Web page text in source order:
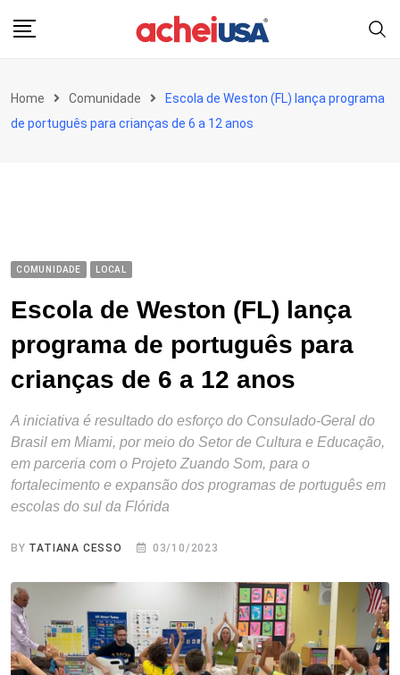
Home Comunidade
Escola de Weston (FL) lança programa
de português para crianças de 6 a 12 anos
COMUNIDADE LOCAL
Escola de Weston (FL) lança
programa de português para
crianças de 6 a 12 anos
A iniciativa é resultado do esforço do Consulado-Geral do
Brasil em Miami, por meio do Setor de Cultura e Educação,
em parceria com o Projeto Zuando Som, para o
fortalecimento e expansão dos programas de português em
escolas do sul da Flórida
BY TATIANA CESSO 03/10/2023